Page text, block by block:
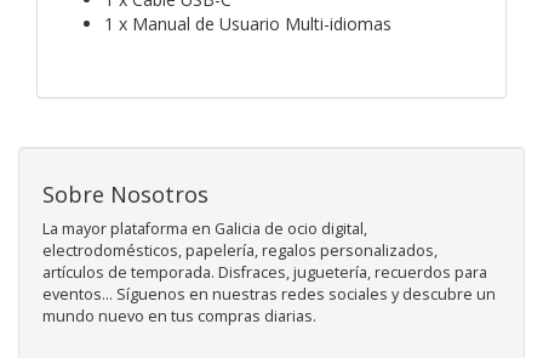
1 x Manual de Usuario Multi-idiomas
Sobre Nosotros
La mayor plataforma en Galicia de ocio digital,
electrodomésticos, papelería, regalos personalizados,
artículos de temporada. Disfraces, juguetería, recuerdos para
eventos... Síguenos en nuestras redes sociales y descubre un
mundo nuevo en tus compras diarias.